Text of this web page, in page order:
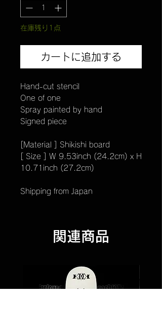
在庫残り1点
カートに追加する
Hand-cut stencil
One of one
Spray painted by hand
Signed piece
[Material ] Shikishi board
[ Size ] W 9.53inch (24.2cm) x H
10.71inch (27.2cm)
Shipping from Japan
関連商品